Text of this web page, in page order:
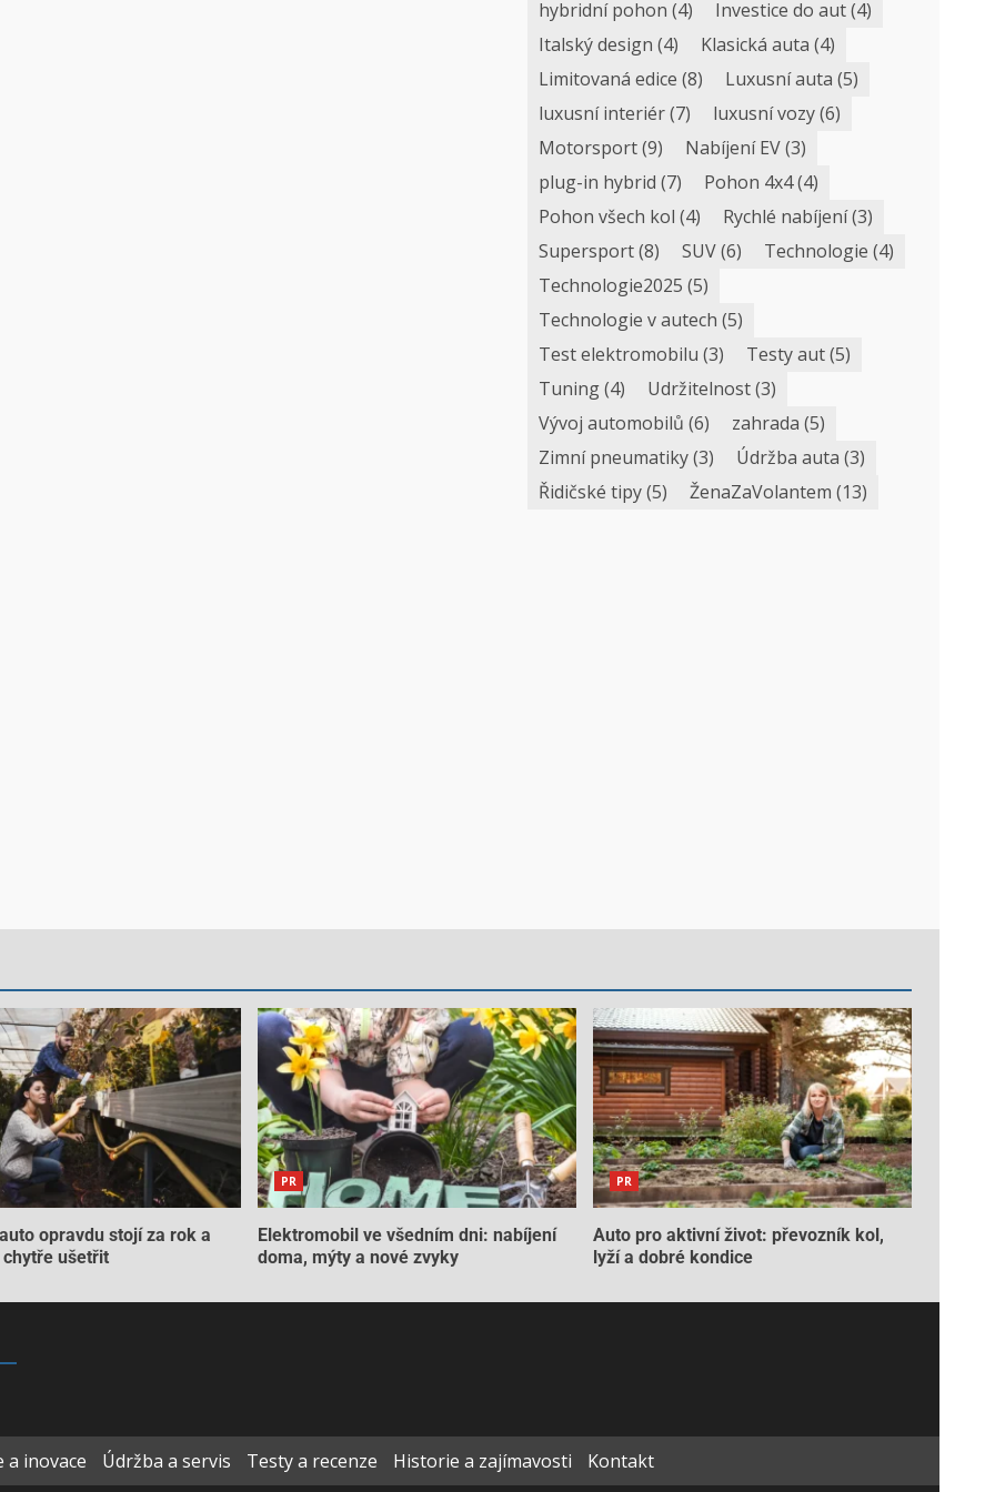
hybridní pohon (4) Investice do aut(4)
Italský design (4) Klasická auta (4)
Limitovaná edice (8) Luxusní auta (5)
luxusní interiér(7) luxusní vozy(6)
Motorsport(9) Nabíjení EV(3)
plug-in hybrid (7) Pohon 4x4(4)
Pohon všech kol (4) Rychlé nabíjení(3)
Supersport(8) SUV(6) Technologie (4)
Technologie2025 (5)
Technologie v autech (5)
Test elektromobilu (3) Testy aut(5)
Tuning(4) Udržitelnost(3)
Vývoj automobilů (6) zahrada (5)
Zimní pneumatiky(3) Údržba auta (3)
Řidičské tipy(5) ŽenaZaVolantem (13)
opravdu stojí za rok a
chytře ušetřit
PR
Elektromobil ve všedním dni: nabíjení
doma, mýty a nové zvyky
PR
Auto pro aktivní život: převozník kol,
lyží a dobré kondice
a inovace Údržba a servis Testy a recenze Historie a zajímavosti Kontakt